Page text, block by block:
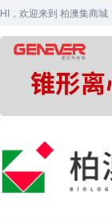
HI，欢迎来到 柏澳集商城